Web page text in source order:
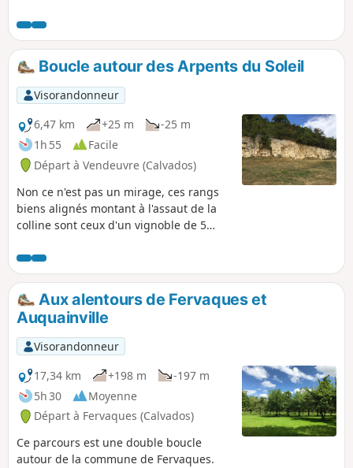
Boucle autour des Arpents du Soleil
Visorandonneur
6,47 km
+25 m
-25 m
1h 55
Facile
Départ à Vendeuvre (Calvados)
Non ce n'est pas un mirage, ces rangs
biens alignés montant à l'assaut de la
colline sont ceux d'un vignoble de 5
renaissance date de 1995, donneront à
votre randonnée un air insolite et des
accents méridionaux.
Aux alentours de Fervaques et
Auquainville
Visorandonneur
17,34 km
+198 m
-197 m
5h 30
Moyenne
Départ à Fervaques (Calvados)
Ce parcours est une double boucle
autour de la commune de Fervaques.